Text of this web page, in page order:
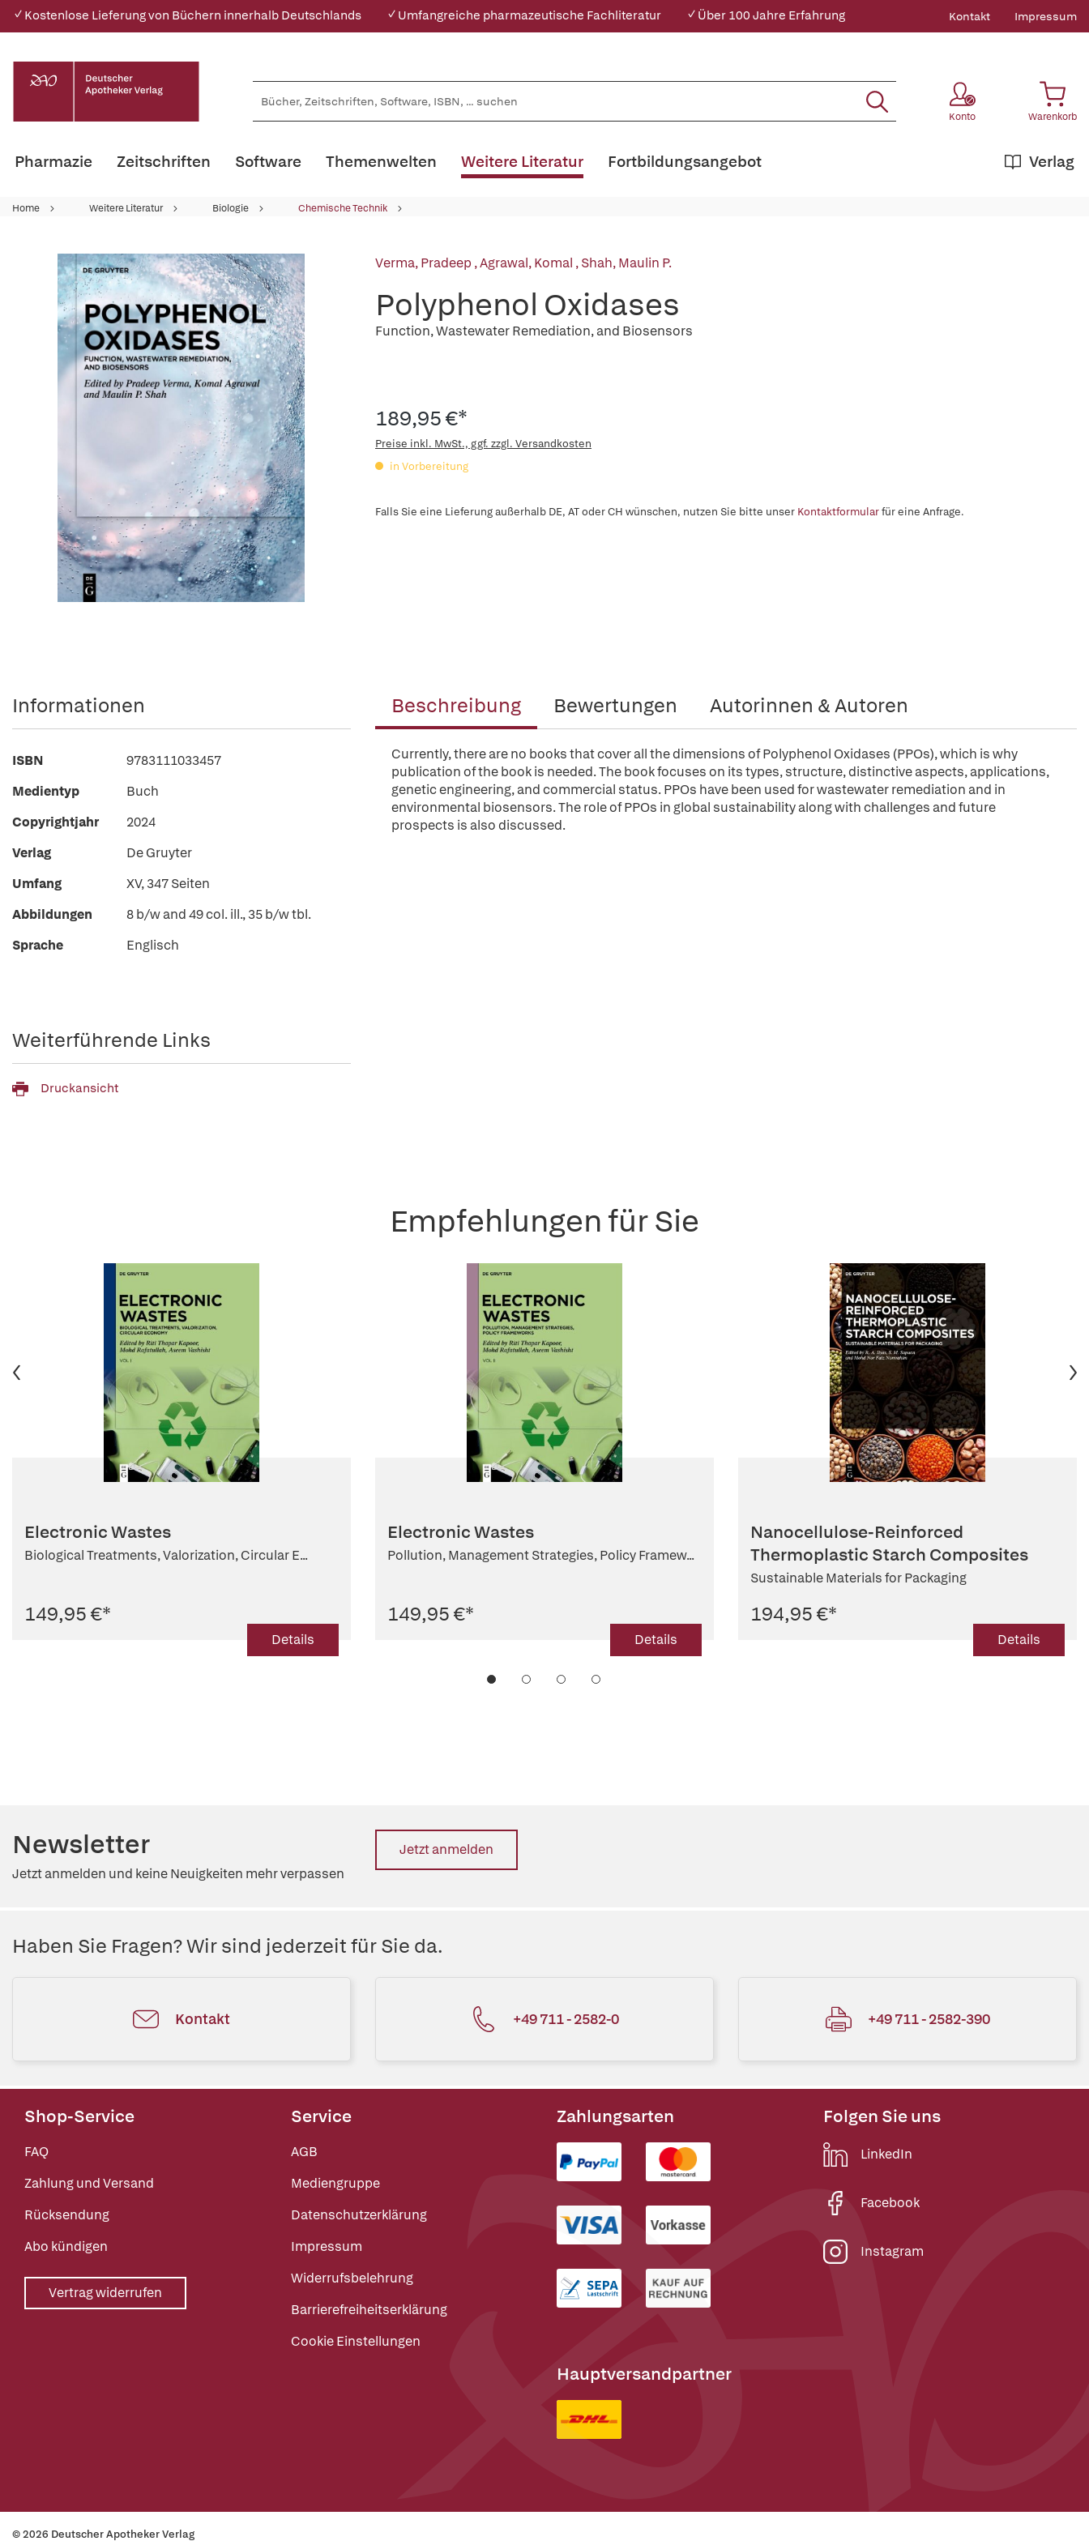
✓ Kostenlose Lieferung von Büchern innerhalb Deutschlands ✓ Umfangreiche pharmazeutische Fachliteratur ✓ Über 100 Jahre Erfahrung Kontakt Impressum
Konto Warenkorb
Pharmazie Zeitschriften Software Themenwelten Weitere Literatur Verlag
Fortbildungsangebot
Home Weitere Literatur Biologie Chemische Technik
Verma, Pradeep ,Agrawal, Komal ,Shah, Maulin P.
Polyphenol Oxidases
Function, Wastewater Remediation, and Biosensors
189,95 €*
Preise inkl. MwSt., ggf. zzgl. Versandkosten
in Vorbereitung
Falls Sie eine Lieferung außerhalb DE, AT oder CH wünschen, nutzen Sie bitte unser Kontaktformularfür eine Anfrage.
Beschreibung Bewertungen Autorinnen & Autoren
Currently, there are no books that cover all the dimensions of Polyphenol Oxidases (PPOs), which is why
publication of the book is needed. The book focuses on its types, structure, distinctive aspects, applications,
genetic engineering, and commercial status. PPOs have been used for wastewater remediation and in
environmental biosensors. The role of PPOs in global sustainability along with challenges and future
prospects is also discussed.
Informationen
ISBN
9783111033457
Medientyp
Buch
Copyrightjahr
2024
Verlag
De Gruyter
Umfang
XV, 347 Seiten
Abbildungen
8 b/w and 49 col. ill., 35 b/w tbl.
Sprache
Englisch
Weiterführende Links
Druckansicht
Empfehlungen für Sie
Electronic Wastes
Biological Treatments, Valorization, Circular E...
149,95 €*
Details
Electronic Wastes
Pollution, Management Strategies, Policy Framew...
149,95 €*
Details
Nanocellulose-Reinforced
Thermoplastic Starch Composites
Sustainable Materials for Packaging
194,95 €*
Details
Newsletter
Jetzt anmelden und keine Neuigkeiten mehr verpassen
Jetzt anmelden
Haben Sie Fragen? Wir sind jederzeit für Sie da.
Kontakt +49 711 - 2582-0 +49 711 - 2582-390
Shop-Service
FAQ
Zahlung und Versand
Rücksendung
Abo kündigen
Vertrag widerrufen
Service
AGB
Mediengruppe
Datenschutzerklärung
Impressum
Widerrufsbelehrung
Barrierefreiheitserklärung
Cookie Einstellungen
Zahlungsarten
Hauptversandpartner
Folgen Sie uns
LinkedIn
Facebook
Instagram
© 2026 Deutscher Apotheker Verlag